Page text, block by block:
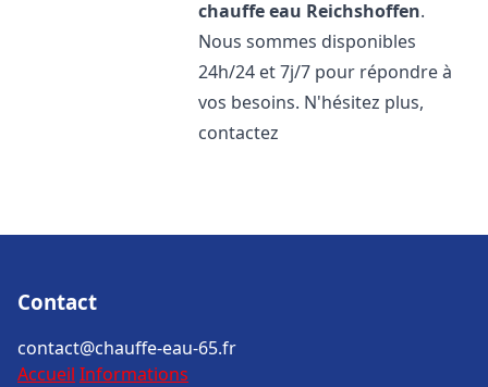
chauffe eau Reichshoffen.
Nous sommes disponibles
24h/24 et 7j/7 pour répondre à
vos besoins. N'hésitez plus,
contactez
Contact
contact@chauffe-eau-65.fr
Accueil Informations